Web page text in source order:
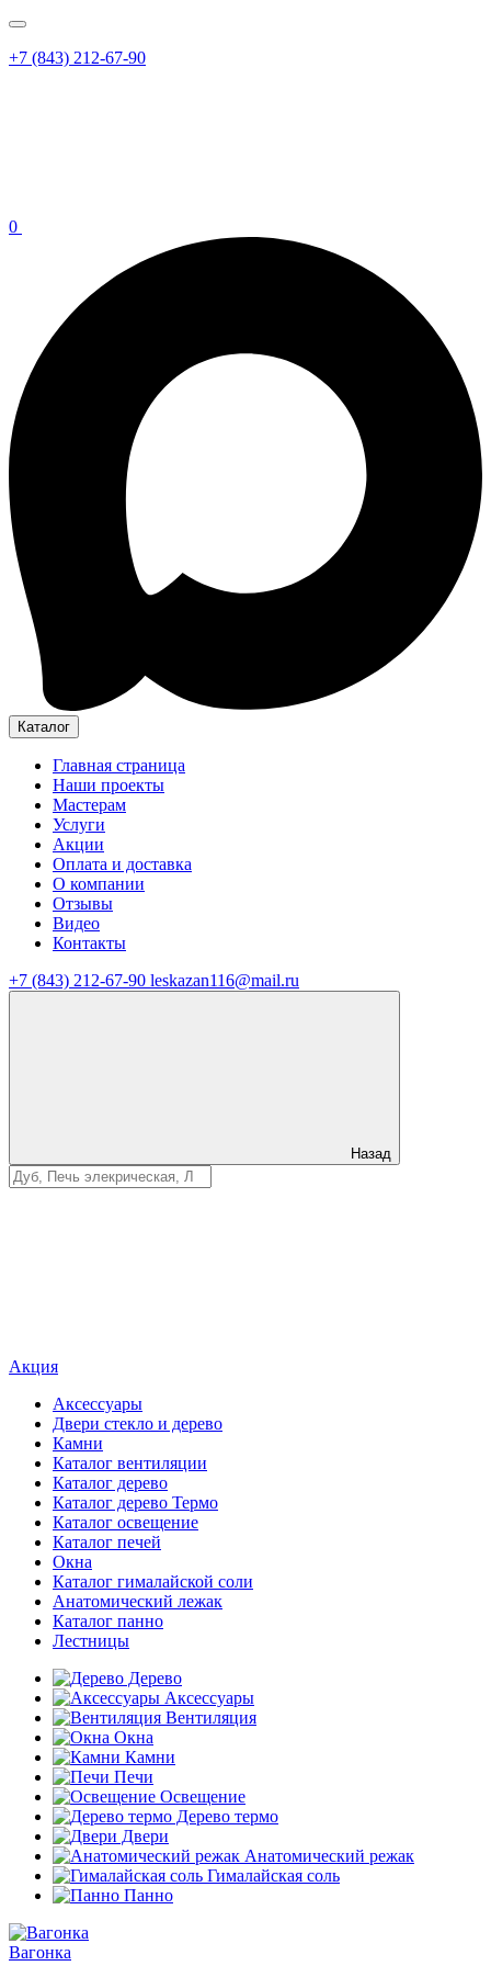
+7 (843) 212-67-90
0
Каталог
Главная страница
Наши проекты
Мастерам
Услуги
Акции
Оплата и доставка
О компании
Отзывы
Видео
Контакты
+7 (843) 212-67-90 leskazan116@mail.ru
Назад
Акция
Аксессуары
Двери стекло и дерево
Камни
Каталог вентиляции
Каталог дерево
Каталог дерево Термо
Каталог освещение
Каталог печей
Окна
Каталог гималайской соли
Анатомический лежак
Каталог панно
Лестницы
Дерево
Аксессуары
Вентиляция
Окна
Камни
Печи
Освещение
Дерево термо
Двери
Анатомический режак
Гималайская соль
Панно
Вагонка